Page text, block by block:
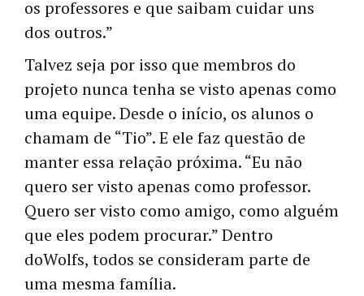
os professores e que saibam cuidar uns
dos outros.”
Talvez seja por isso que membros do
projeto nunca tenha se visto apenas como
uma equipe. Desde o início, os alunos o
chamam de “Tio”. E ele faz questão de
manter essa relação próxima. “Eu não
quero ser visto apenas como professor.
Quero ser visto como amigo, como alguém
que eles podem procurar.” Dentro
doWolfs, todos se consideram parte de
uma mesma família.